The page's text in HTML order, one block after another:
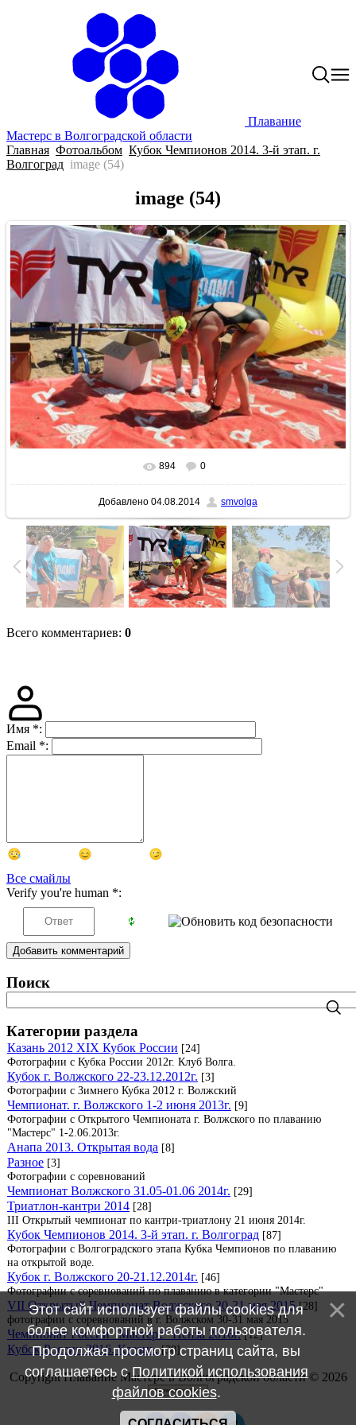
Плавание
Мастерс в Волгоградской области
Главная Фотоальбом Кубок Чемпионов 2014. 3-й этап. г.
Волгоград image (54)
image (54)
В реальном размере 1024x683
894 0
Добавлено 04.08.2014 smvolga
Всего комментариев: 0
Имя *:
Email *:
Все смайлы
Verify you're human *:
Добавить комментарий
Поиск
Категории раздела
Казань 2012 XIX Кубок России [24]
Фотографии с Кубка России 2012г. Клуб Волга.
Кубок г. Волжского 22-23.12.2012г. [3]
Фотографии с Зимнего Кубка 2012 г. Волжский
Чемпионат. г. Волжского 1-2 июня 2013г. [9]
Фотографии с Открытого Чемпионата г. Волжского по плаванию
"Мастерс" 1-2.06.2013г.
Анапа 2013. Открытая вода [8]
Разное [3]
Фотографии с соревнований
Чемпионат Волжского 31.05-01.06 2014г. [29]
Триатлон-кантри 2014 [28]
III Открытый чемпионат по кантри-триатлону 21 июня 2014г.
Кубок Чемпионов 2014. 3-й этап. г. Волгоград [87]
Фотографии с Волгоградского этапа Кубка Чемпионов по плаванию
на открытой воде.
Кубок г. Волжского 20-21.12.2014г. [46]
Фотографии с соревнований по плаванию в категории "Мастерс"
VII Открытый Чемпионат Волжского 30-31 мая 2015 [28]
фотографии с соревнований в г. Волжском 30-31 мая 2015
Чемпионат России "Мастерс" Пенза 2016г. [12]
Кубок России 2016. Казань. [38]
Copyright Плавание Мастерс в Волгоградской области © 2026
Этот сайт использует файлы cookies для
более комфортной работы пользователя.
Продолжая просмотр страниц сайта, вы
соглашаетесь сПолитикой использования
файлов cookies.